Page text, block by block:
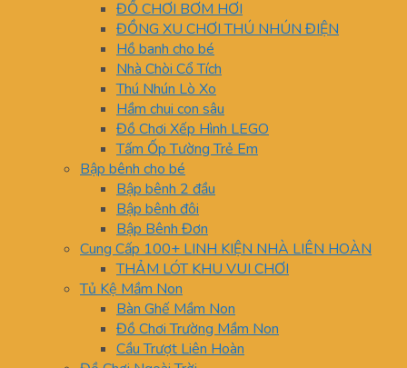
ĐỒ CHƠI BƠM HƠI
ĐỒNG XU CHƠI THÚ NHÚN ĐIỆN
Hồ banh cho bé
Nhà Chòi Cổ Tích
Thú Nhún Lò Xo
Hầm chui con sâu
Đồ Chơi Xếp Hình LEGO
Tấm Ốp Tường Trẻ Em
Bập bênh cho bé
Bập bênh 2 đầu
Bập bênh đôi
Bập Bênh Đơn
Cung Cấp 100+ LINH KIỆN NHÀ LIÊN HOÀN
THẢM LÓT KHU VUI CHƠI
Tủ Kệ Mầm Non
Bàn Ghế Mầm Non
Đồ Chơi Trường Mầm Non
Cầu Trượt Liên Hoàn